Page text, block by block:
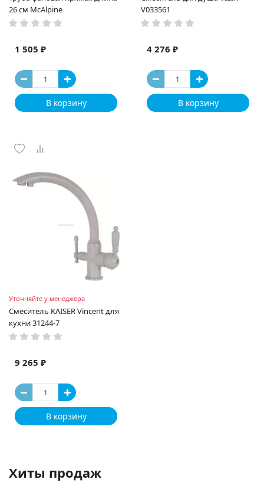
26 см McAlpine
1 505 ₽
В корзину
V033561
4 276 ₽
В корзину
Уточняйте у менеджера
Смеситель KAISER Vincent для
кухни 31244-7
9 265 ₽
В корзину
Хиты продаж